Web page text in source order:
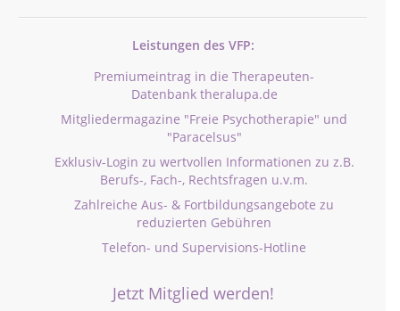
Leistungen des VFP:
Premiumeintrag in die Therapeuten-
Datenbank theralupa.de
Mitgliedermagazine "Freie Psychotherapie" und
"Paracelsus"
Exklusiv-Login zu wertvollen Informationen zu z.B.
Berufs-, Fach-, Rechtsfragen u.v.m.
Zahlreiche Aus- & Fortbildungsangebote zu
reduzierten Gebühren
Telefon- und Supervisions-Hotline
Jetzt Mitglied werden!